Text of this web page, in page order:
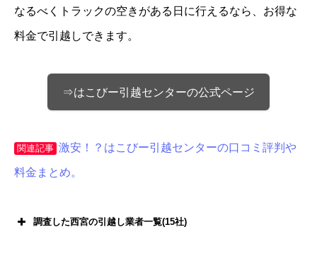
なるべくトラックの空きがある日に行えるなら、お得な
料金で引越しできます。
⇒はこびー引越センターの公式ページ
関連記事 激安！？はこびー引越センターの口コミ評判や
料金まとめ。
調査した西宮の引越し業者一覧(15社)